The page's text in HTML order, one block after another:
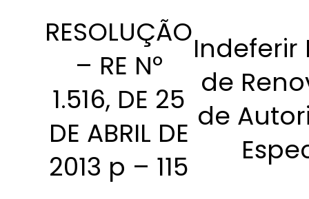
RESOLUÇÃO
– RE Nº
1.516, DE 25
DE ABRIL DE
2013 p – 115
Indeferir
de
de